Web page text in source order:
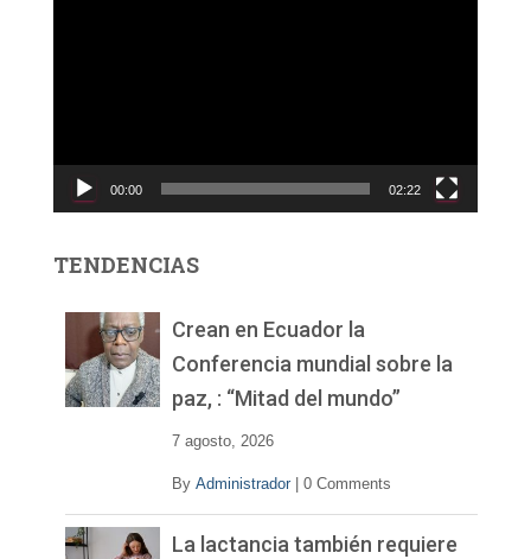
c
d
00:00 02:22
TENDENCIAS
Crean en Ecuador la
Conferencia mundial sobre la
paz, : “Mitad del mundo”
7 agosto, 2026
By Administrador 0 Comments
La lactancia también requiere